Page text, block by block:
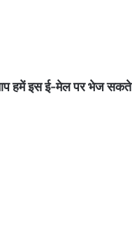
आप हमें इस ई-मेल पर भेज सकते